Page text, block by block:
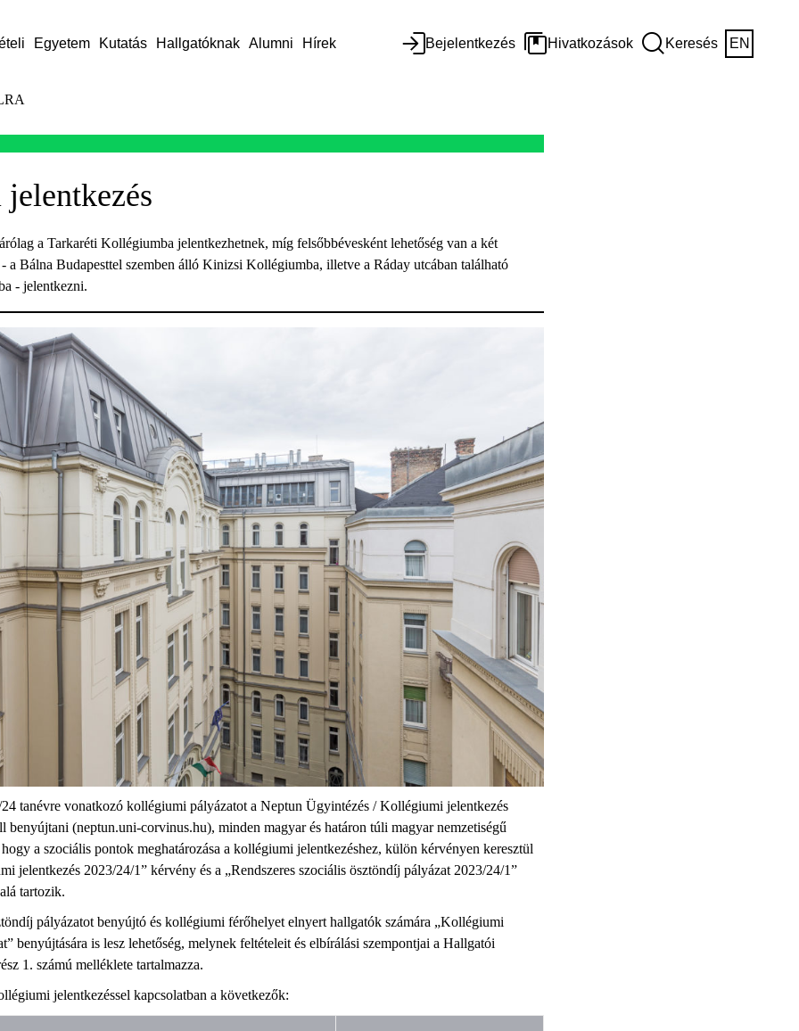
Egyetem Kutatás Hallgatóknak Alumni Hírek Bejelentkezés Hivatkozások Keresés EN
a Tarkaréti Kollégiumba jelentkezhetnek, míg felsőbbévesként lehetőség van a két
a Bálna Budapesttel szemben álló Kinizsi Kollégiumba, illetve a Ráday utcában található
- jelentkezni.
tanévre vonatkozó kollégiumi pályázatot a Neptun Ügyintézés / Kollégiumi jelentkezés
benyújtani (neptun.uni-corvinus.hu), minden magyar és határon túli magyar nemzetiségű
a szociális pontok meghatározása a kollégiumi jelentkezéshez, külön kérvényen keresztül
jelentkezés 2023/24/1” kérvény és a „Rendszeres szociális ösztöndíj pályázat 2023/24/1”
tartozik.
pályázatot benyújtó és kollégiumi férőhelyet elnyert hallgatók számára „Kollégiumi
benyújtására is lesz lehetőség, melynek feltételeit és elbírálási szempontjai a Hallgatói
1. számú melléklete tartalmazza.
jelentkezéssel kapcsolatban a következők: